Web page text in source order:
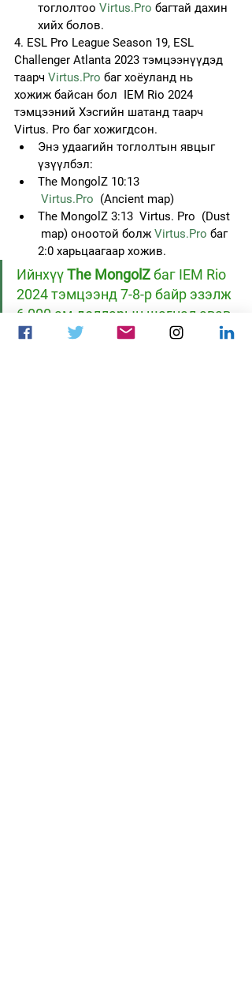
тоглолтоо Virtus.Pro багтай дахин
хийх болов.
4. ESL Pro League Season 19, ESL
Challenger Atlanta 2023 тэмцээнүүдэд
таарч Virtus.Pro баг хоёуланд нь
хожиж байсан бол  IEM Rio 2024
тэмцээний Хэсгийн шатанд таарч
Virtus. Pro баг хожигдсон.
Энэ удаагийн тоглолтын явцыг
үзүүлбэл:
The MongolZ 10:13
Virtus.Pro (Ancient map)
The MongolZ 3:13  Virtus. Pro  (Dust
map) оноотой болж Virtus.Pro баг
2:0 харьцаагаар хожив.
Ийнхүү The MongolZ баг IEM Rio
2024 тэмцээнд 7-8-р байр эзэлж
6,000 ам.долларын шагнал авав.